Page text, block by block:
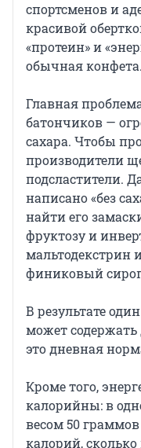
спортсменов и
красивой
«протеин» и
обычная конфета.
Главная
батончиков —
сахара. Чтобы
производители
подсластители.
написано «без
найти его
фруктозу и
мальтодекстрин
финиковый
В результате
может содержать
это дневная
Кроме того,
калорийны: в
весом 50
калорий,